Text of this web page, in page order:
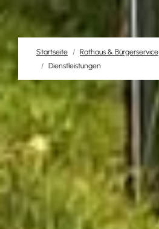
Startseite Rathaus & Bürgerservice
Dienstleistungen